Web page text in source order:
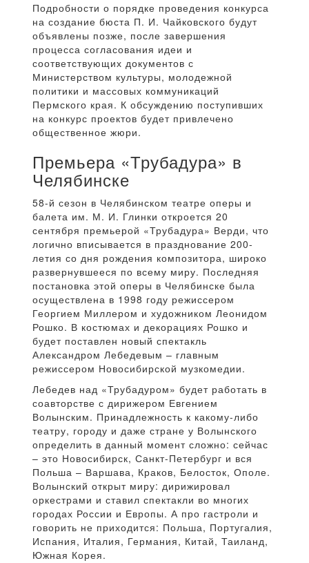
Подробности о порядке проведения конкурса
на создание бюста П. И. Чайковского будут
объявлены позже, после завершения
процесса согласования идеи и
соответствующих документов с
Министерством культуры, молодежной
политики и массовых коммуникаций
Пермского края. К обсуждению поступивших
на конкурс проектов будет привлечено
общественное жюри.
Премьера «Трубадура» в
Челябинске
58-й сезон в Челябинском театре оперы и
балета им. М. И. Глинки откроется 20
сентября премьерой «Трубадура» Верди, что
логично вписывается в празднование 200-
летия со дня рождения композитора, широко
развернувшееся по всему миру. Последняя
постановка этой оперы в Челябинске была
осуществлена в 1998 году режиссером
Георгием Миллером и художником Леонидом
Рошко. В костюмах и декорациях Рошко и
будет поставлен новый спектакль
Александром Лебедевым – главным
режиссером Новосибирской музкомедии.
Лебедев над «Трубадуром» будет работать в
соавторстве с дирижером Евгением
Волынским. Принадлежность к какому-либо
театру, городу и даже стране у Волынского
определить в данный момент сложно: сейчас
– это Новосибирск, Санкт-Петербург и вся
Польша – Варшава, Краков, Белосток, Ополе.
Волынский открыт миру: дирижировал
оркестрами и ставил спектакли во многих
городах России и Европы. А про гастроли и
говорить не приходится: Польша, Португалия,
Испания, Италия, Германия, Китай, Таиланд,
Южная Корея.